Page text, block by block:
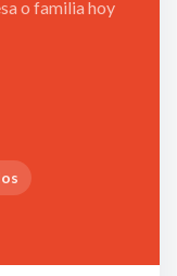
o familia hoy